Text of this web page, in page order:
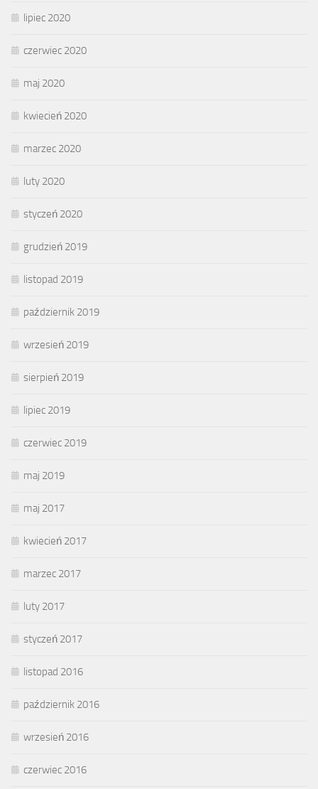
lipiec 2020
czerwiec 2020
maj 2020
kwiecień 2020
marzec 2020
luty 2020
styczeń 2020
grudzień 2019
listopad 2019
październik 2019
wrzesień 2019
sierpień 2019
lipiec 2019
czerwiec 2019
maj 2019
maj 2017
kwiecień 2017
marzec 2017
luty 2017
styczeń 2017
listopad 2016
październik 2016
wrzesień 2016
czerwiec 2016